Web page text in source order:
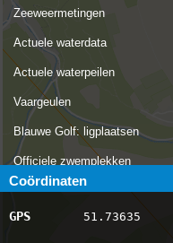
Zeeweermetingen
Actuele waterdata
Actuele waterpeilen
Vaargeulen
Blauwe Golf: ligplaatsen
Officiele zwemplekken
Stremmingen/hinder
AIS scheepsposities
Coördinaten
GPS 51.73635